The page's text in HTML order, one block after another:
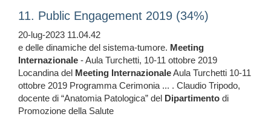
11. Public Engagement 2019 (34%)
20-lug-2023 11.04.42
e delle dinamiche del sistema-tumore. Meeting
Internazionale - Aula Turchetti, 10-11 ottobre 2019
Locandina del Meeting InternazionaleAula Turchetti 10-11
ottobre 2019 Programma Cerimonia ... . Claudio Tripodo,
docente di “Anatomia Patologica” del Dipartimento di
Promozione della Salute